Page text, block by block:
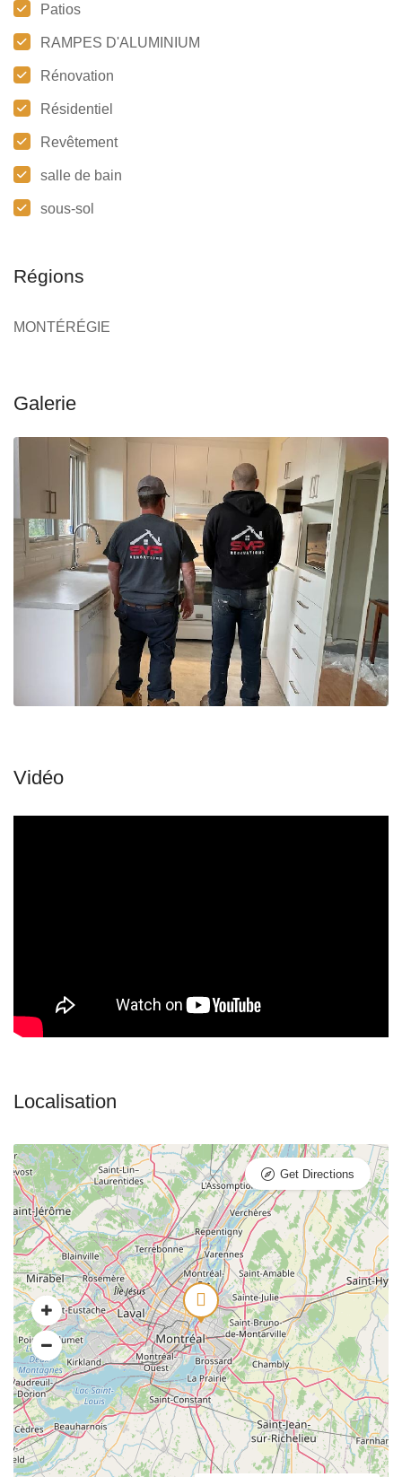
Patios
RAMPES D'ALUMINIUM
Rénovation
Résidentiel
Revêtement
salle de bain
sous-sol
Régions
MONTÉRÉGIE
Get Directions